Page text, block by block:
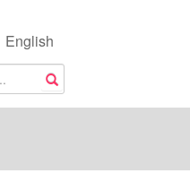
English
搜尋